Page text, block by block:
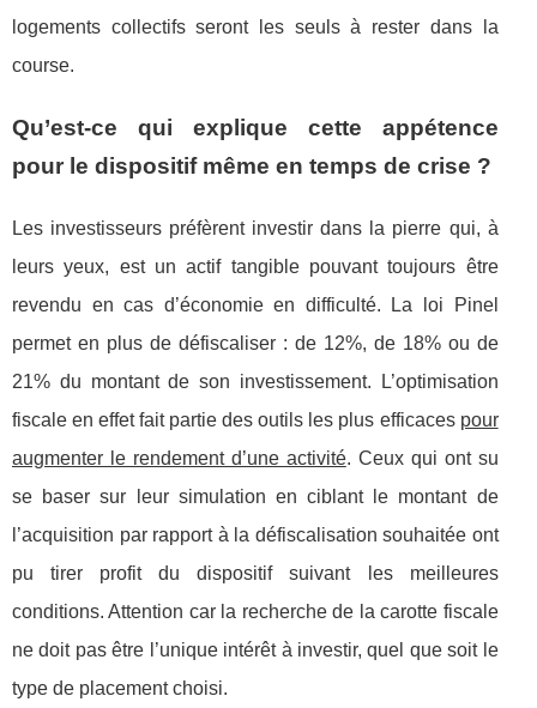
logements collectifs seront les seuls à rester dans la
course.
Qu’est-ce qui explique cette appétence
pour le dispositif même en temps de crise ?
Les investisseurs préfèrent investir dans la pierre qui, à
leurs yeux, est un actif tangible pouvant toujours être
revendu en cas d’économie en difficulté. La loi Pinel
permet en plus de défiscaliser : de 12%, de 18% ou de
21% du montant de son investissement. L’optimisation
fiscale en effet fait partie des outils les plus efficaces pour
augmenter le rendement d’une activité. Ceux qui ont su
se baser sur leur simulation en ciblant le montant de
l’acquisition par rapport à la défiscalisation souhaitée ont
pu tirer profit du dispositif suivant les meilleures
conditions. Attention car la recherche de la carotte fiscale
ne doit pas être l’unique intérêt à investir, quel que soit le
type de placement choisi.